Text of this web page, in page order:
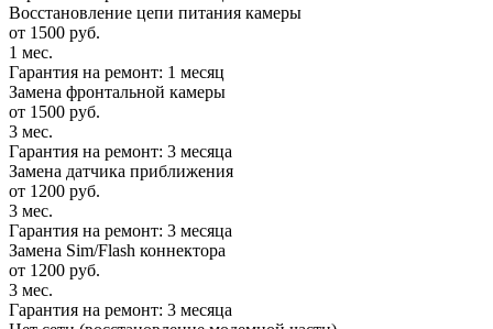
Восстановление цепи питания камеры
от 1500 руб.
1 мес.
Гарантия на ремонт: 1 месяц
Замена фронтальной камеры
от 1500 руб.
3 мес.
Гарантия на ремонт: 3 месяца
Замена датчика приближения
от 1200 руб.
3 мес.
Гарантия на ремонт: 3 месяца
Замена Sim/Flash коннектора
от 1200 руб.
3 мес.
Гарантия на ремонт: 3 месяца